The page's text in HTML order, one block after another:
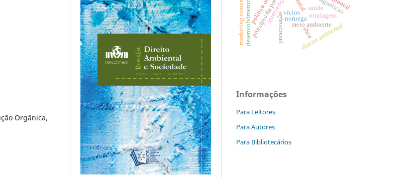
Orgânica,
noruega
meio ambiente
saúde.
desenvolvimento social intervenção
preservação direito ambiental
marketing sustentável sbce
vícios rotulagem
Informações
Para Leitores
Para Autores
Para Bibliotecários